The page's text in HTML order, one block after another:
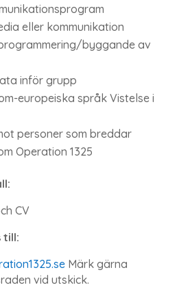
eller kommunikation
byggande av
inför grupp
europeiska språk Vistelse i
personer som breddar
Operation 1325
CV
till:
Märk gärna
vid utskick.